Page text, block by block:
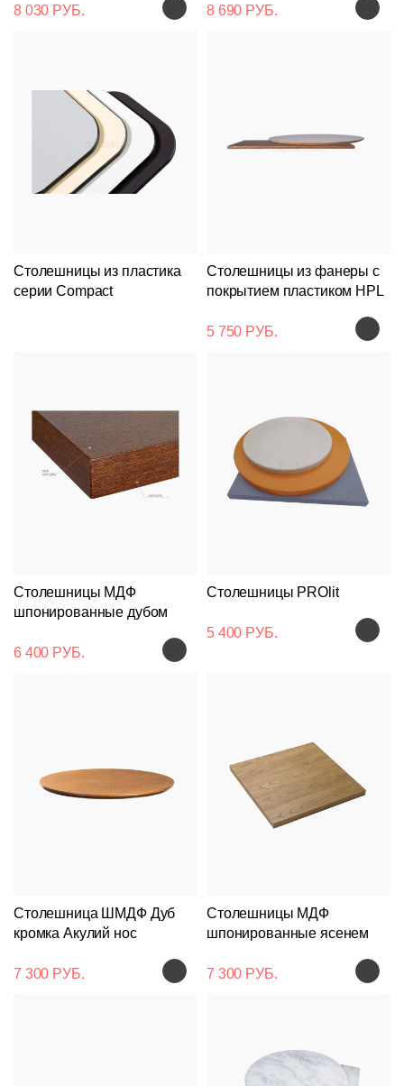
8 030 РУБ. 8 690 РУБ.
Столешницы из пластика
серии Compact
Столешницы из фанеры с
покрытием пластиком HPL
5 750 РУБ.
Столешницы МДФ
шпонированные дубом
6 400 РУБ.
Столешницы PROlit
5 400 РУБ.
Столешница ШМДФ Дуб
кромка Акулий нос
7 300 РУБ.
Столешницы МДФ
шпонированные ясенем
7 300 РУБ.